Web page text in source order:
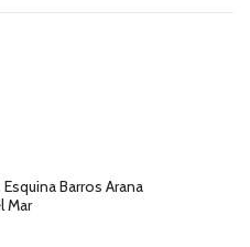
Barros Arana
Mar